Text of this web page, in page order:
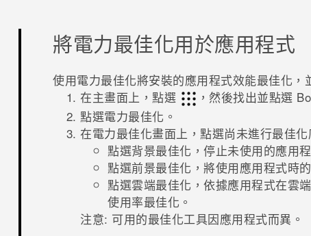
將電力最佳化用於應用程式
使用電力最佳化將安裝的應用程式效能最佳化，
在主畫面上，點選
，然後找出並點選
點選電力最佳化 。
在電力最佳化畫面上，點選尚未進行最佳化
點選背景最佳化 ，停止未使用的應用
點選前景最佳化 ，將使用應用程式時
點選雲端最佳化 ，依據應用程式在雲
使用率最佳化。
注意: 可用的最佳化工具因應用程式而異。